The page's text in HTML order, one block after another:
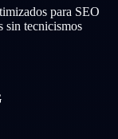
para SEO
sin tecnicismos